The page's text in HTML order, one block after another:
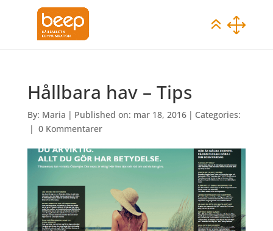
Hållbara hav – Tips
By: Maria | Published on: mar 18, 2016 | Categories:
| 0 Kommentarer